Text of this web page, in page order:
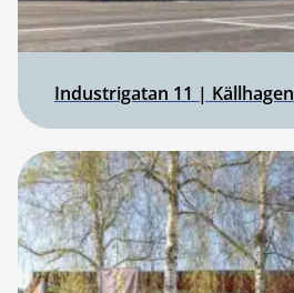
Industrigatan 11 | Källhagen